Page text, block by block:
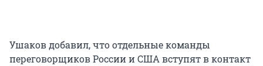
Ушаков добавил, что отдельные команды
переговорщиков России и США вступят в контакт